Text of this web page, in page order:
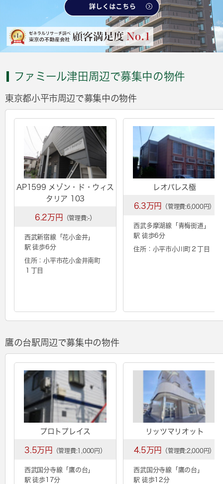
ファミール津田周辺で募集中の物件
東京都小平市周辺で募集中の物件
AP1599 メゾン・ド・ウィス
タリア 103
6.2万円 （管理費:-）
西武新宿線「花小金井」
駅 徒歩6分
住所：小平市花小金井南町
１丁目
レオパレス極
6.3万円 （管理費:6,000円）
西武多摩湖線「 青梅街道 」
駅 徒歩6分
住所：小平市小川町２丁目
鷹の台駅周辺で募集中の物件
プロトプレイス
3.5万円 （管理費:1,000円）
西武国分寺線「 鷹の台 」
駅 徒歩17分
リッツマリオット
4.5万円 （管理費:2,000円）
西武国分寺線「 鷹の台 」
駅 徒歩12分